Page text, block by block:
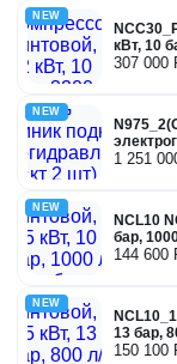
NEW
кВт, 10
307 000
NEW
1 251
NEW
NCL10
бар,
144 600
NEW
13 бар,
150 100